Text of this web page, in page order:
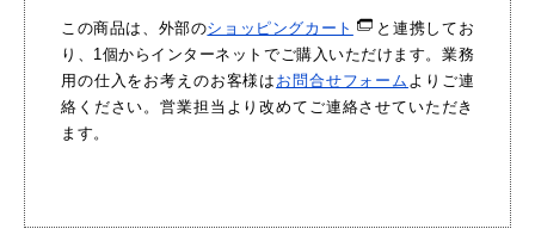
この商品は、外部のショッピングカート
と連携してお
り、1個からインターネットでご購入いただけます。業務
用の仕入をお考えのお客様は お問合せフォーム よりご連
絡ください。営業担当より改めてご連絡させていただき
ます。